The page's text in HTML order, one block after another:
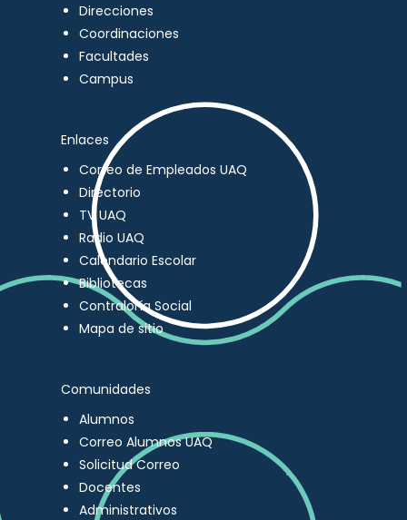
Direcciones
Coordinaciones
Facultades
Campus
Enlaces
Correo de Empleados UAQ
Directorio
TV UAQ
Radio UAQ
Calendario Escolar
Bibliotecas
Contraloría Social
Mapa de sitio
Comunidades
Alumnos
Correo Alumnos UAQ
Solicitud Correo
Docentes
Administrativos